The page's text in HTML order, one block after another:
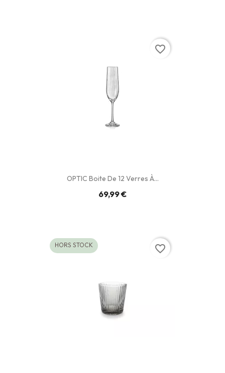
OPTIC Boite De 12 Verres À...
69,99 €
favorite_border
HORS STOCK favorite_border